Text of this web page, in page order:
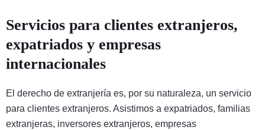
Servicios para clientes extranjeros,
expatriados y empresas
internacionales
El derecho de extranjería es, por su naturaleza, un servicio
para clientes extranjeros. Asistimos a expatriados, familias
extranjeras, inversores extranjeros, empresas